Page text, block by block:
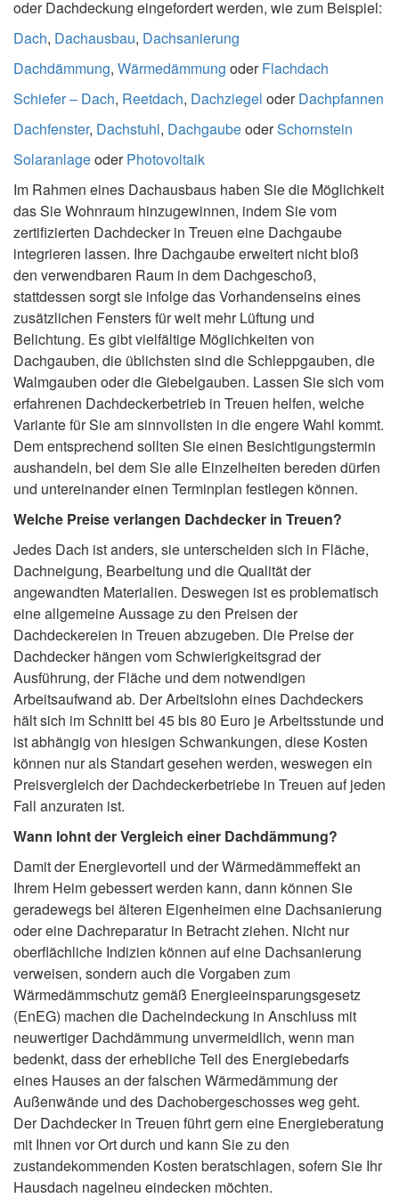
oder Dachdeckung eingefordert werden, wie zum Beispiel:
Dach, Dachausbau, Dachsanierung
Dachdämmung, Wärmedämmung oderFlachdach
Schiefer – Dach, Reetdach, Dachziegel oderDachpfannen
Dachfenster, Dachstuhl, DachgaubeoderSchornstein
SolaranlageoderPhotovoltaik
Im Rahmen eines Dachausbaus haben Sie die Möglichkeit
das Sie Wohnraum hinzugewinnen, indem Sie vom
zertifizierten Dachdecker in Treuen eine Dachgaube
integrieren lassen. Ihre Dachgaube erweitert nicht bloß
den verwendbaren Raum in dem Dachgeschoß,
stattdessen sorgt sie infolge das Vorhandenseins eines
zusätzlichen Fensters für weit mehr Lüftung und
Belichtung. Es gibt vielfältige Möglichkeiten von
Dachgauben, die üblichsten sind die Schleppgauben, die
Walmgauben oder die Giebelgauben. Lassen Sie sich vom
erfahrenen Dachdeckerbetrieb in Treuen helfen, welche
Variante für Sie am sinnvollsten in die engere Wahl kommt.
Dem entsprechend sollten Sie einen Besichtigungstermin
aushandeln, bei dem Sie alle Einzelheiten bereden dürfen
und untereinander einen Terminplan festlegen können.
Welche Preise verlangen Dachdecker in Treuen?
Jedes Dach ist anders, sie unterscheiden sich in Fläche,
Dachneigung, Bearbeitung und die Qualität der
angewandten Materialien. Deswegen ist es problematisch
eine allgemeine Aussage zu den Preisen der
Dachdeckereien in Treuen abzugeben. Die Preise der
Dachdecker hängen vom Schwierigkeitsgrad der
Ausführung, der Fläche und dem notwendigen
Arbeitsaufwand ab. Der Arbeitslohn eines Dachdeckers
hält sich im Schnitt bei 45 bis 80 Euro je Arbeitsstunde und
ist abhängig von hiesigen Schwankungen, diese Kosten
können nur als Standart gesehen werden, weswegen ein
Preisvergleich der Dachdeckerbetriebe in Treuen auf jeden
Fall anzuraten ist.
Wann lohnt der Vergleich einer Dachdämmung?
Damit der Energievorteil und der Wärmedämmeffekt an
Ihrem Heim gebessert werden kann, dann können Sie
geradewegs bei älteren Eigenheimen eine Dachsanierung
oder eine Dachreparatur in Betracht ziehen. Nicht nur
oberflächliche Indizien können auf eine Dachsanierung
verweisen, sondern auch die Vorgaben zum
Wärmedämmschutz gemäß Energieeinsparungsgesetz
(EnEG) machen die Dacheindeckung in Anschluss mit
neuwertiger Dachdämmung unvermeidlich, wenn man
bedenkt, dass der erhebliche Teil des Energiebedarfs
eines Hauses an der falschen Wärmedämmung der
Außenwände und des Dachobergeschosses weg geht.
Der Dachdecker in Treuen führt gern eine Energieberatung
mit Ihnen vor Ort durch und kann Sie zu den
zustandekommenden Kosten beratschlagen, sofern Sie Ihr
Hausdach nagelneu eindecken möchten.